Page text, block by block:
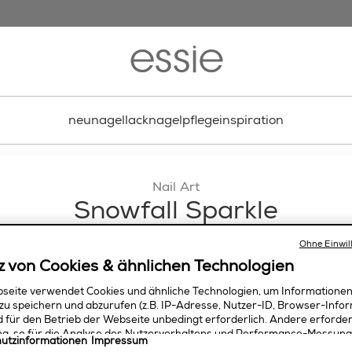
neunagellacknagelpflegeinspiration
Nail Art
Snowfall Sparkle
mit diesem Nageldesign auch bei eisigen
von Cookies & ähnlichen Technologien
verwendet Cookies und ähnliche Technologien, um
speichern und abzurufen (z.B. IP-Adresse, Nutzer-ID, Browser-
für den Betrieb der Webseite unbedingt erforderlich. Andere
so für die Analyse des Nutzerverhaltens und Performance-
Services, die Personalisierung der Nutzererfahrung,
Impressum
Ohne